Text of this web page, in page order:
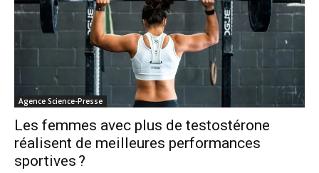
Agence Science-Presse
Les femmes avec plus de testostérone
réalisent de meilleures performances
sportives ?